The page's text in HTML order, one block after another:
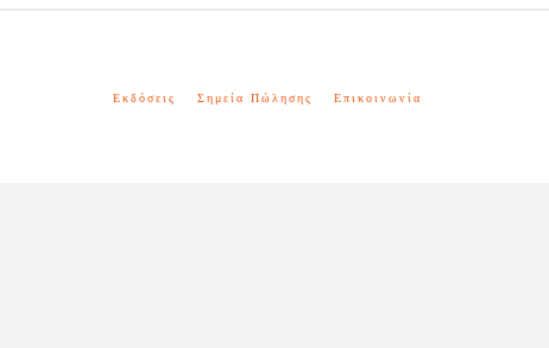
Εκδόσεις Σημεία Πώλησης Επικοινωνία